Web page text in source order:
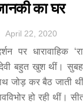
का घर
April 22 2020
पर धारावाहिक
बहुत खुश थीं।
जोड़ कर बैठ जाती
हो रही थीं।